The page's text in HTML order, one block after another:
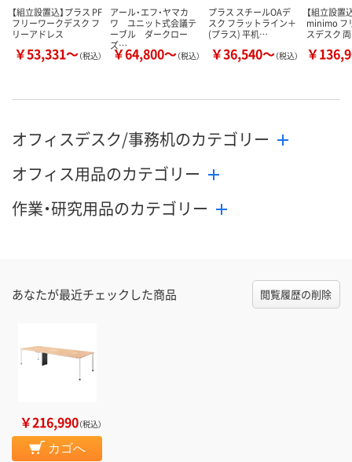
【組立設置込】プラス PF
フリーワークデスク フ
リーアドレス
￥53,331～（税込）
アール・エフ・ヤマカ
ワ ユニット式会議テ
ーブル ダークロー
ズ…
￥64,800～（税込）
プラス スチールOAデ
スク フラットライン＋
(プラス) 平机…
￥36,540～（税込）
【組立設置
minimo フ
スデスク
￥
オフィスデスク/事務机のカテゴリー
オフィス用品のカテゴリー
作業・研究用品のカテゴリー
あなたが最近チェックした商品 閲覧履歴の削除
￥216,990（税込）
カゴへ